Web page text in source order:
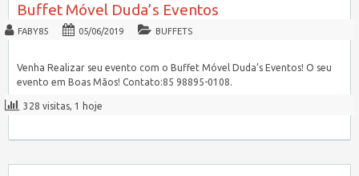
Buffet Móvel Duda’s Eventos
FABY85 05/06/2019 BUFFETS
Venha Realizar seu evento com o Buffet Móvel Duda’s Eventos! O seu
evento em Boas Mãos! Contato:85 98895-0108.
328 visitas, 1 hoje